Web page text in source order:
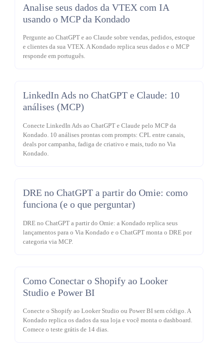
Analise seus dados da VTEX com IA
usando o MCP da Kondado
Pergunte ao ChatGPT e ao Claude sobre vendas, pedidos, estoque
e clientes da sua VTEX. A Kondado replica seus dados e o MCP
responde em português.
LinkedIn Ads no ChatGPT e Claude: 10
análises (MCP)
Conecte LinkedIn Ads ao ChatGPT e Claude pelo MCP da
Kondado. 10 análises prontas com prompts: CPL entre canais,
deals por campanha, fadiga de criativo e mais, tudo no Via
Kondado.
DRE no ChatGPT a partir do Omie: como
funciona (e o que perguntar)
DRE no ChatGPT a partir do Omie: a Kondado replica seus
lançamentos para o Via Kondado e o ChatGPT monta o DRE por
categoria via MCP.
Como Conectar o Shopify ao Looker
Studio e Power BI
Conecte o Shopify ao Looker Studio ou Power BI sem código. A
Kondado replica os dados da sua loja e você monta o dashboard.
Comece o teste grátis de 14 dias.